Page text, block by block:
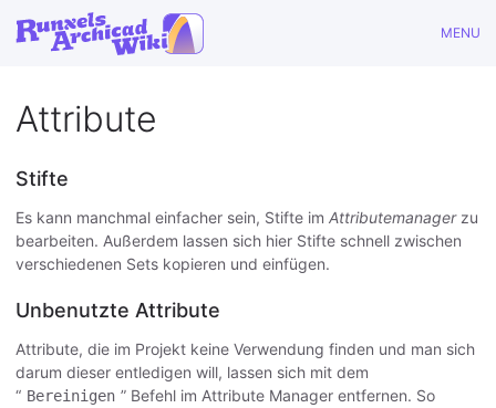
MENU
Attribute
Stifte
Es kann manchmal einfacher sein, Stifte im Attributemanagerzu
bearbeiten. Außerdem lassen sich hier Stifte schnell zwischen
verschiedenen Sets kopieren und einfügen.
Unbenutzte Attribute
Attribute, die im Projekt keine Verwendung finden und man sich
darum dieser entledigen will, lassen sich mit dem
“ Bereinigen ” Befehl im Attribute Manager entfernen. So